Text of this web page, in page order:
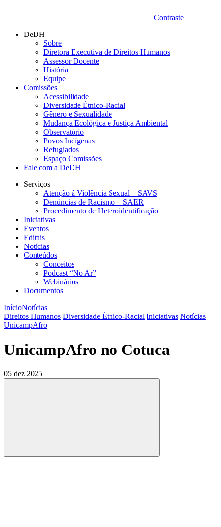
Contraste
DeDH
Sobre
Diretora Executiva de Direitos Humanos
Assessor Docente
História
Equipe
Comissões
Acessibilidade
Diversidade Étnico-Racial
Gênero e Sexualidade
Mudança Ecológica e Justiça Ambiental
Observatório
Povos Indígenas
Refugiados
Espaço Comissões
Fale com a DeDH
Serviços
Atenção à Violência Sexual – SAVS
Denúncias de Racismo – SAER
Procedimento de Heteroidentificação
Iniciativas
Eventos
Editais
Notícias
Conteúdos
Conceitos
Podcast “No Ar”
Webinários
Documentos
InícioNotícias
Direitos Humanos Diversidade Étnico-Racial Iniciativas Notícias
UnicampAfro
UnicampAfro no Cotuca
05 dez 2025
Compartilhar